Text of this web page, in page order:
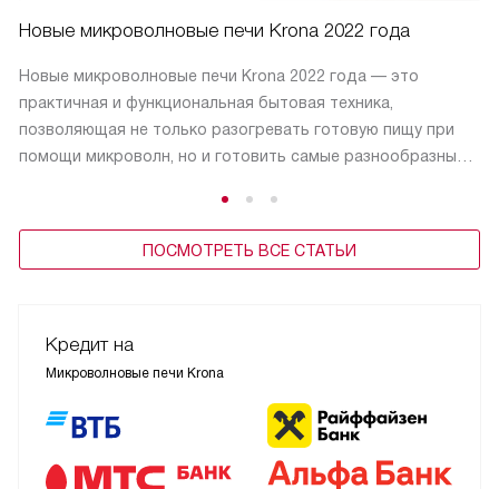
Новые микроволновые печи Krona 2022 года
Новые микроволновые печи Krona 2022 года — это
практичная и функциональная бытовая техника,
позволяющая не только разогревать готовую пищу при
помощи микроволн, но и готовить самые разнообразные
ПОСМОТРЕТЬ ВСЕ СТАТЬИ
Кредит на
Микроволновые печи Krona